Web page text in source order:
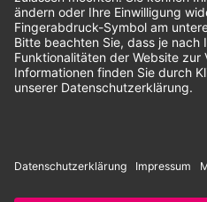
Unsere Zahlungsarten:
Rechnung SEPA-Lastschrift